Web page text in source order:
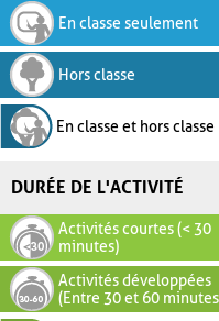
En classe seulement
Hors classe
En classe et hors classe
DURÉE DE L'ACTIVITÉ
Activités courtes (< 30
minutes)
Activités développées
(Entre 30 et 60